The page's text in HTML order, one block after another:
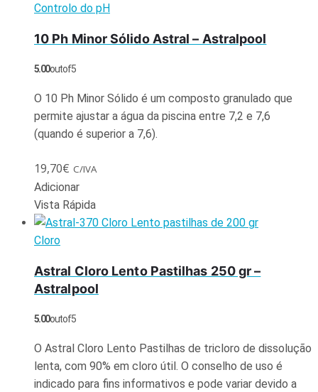
Controlo do pH
10 Ph Minor Sólido Astral – Astralpool
5.00out of 5
O 10 Ph Minor Sólido é um composto granulado que
permite ajustar a água da piscina entre 7,2 e 7,6
(quando é superior a 7,6).
19,70€ C/IVA
Adicionar
Vista Rápida
Cloro
Astral Cloro Lento Pastilhas 250 gr –
Astralpool
5.00out of 5
O Astral Cloro Lento Pastilhas de tricloro de dissolução
lenta, com 90% em cloro útil. O conselho de uso é
indicado para fins informativos e pode variar devido a